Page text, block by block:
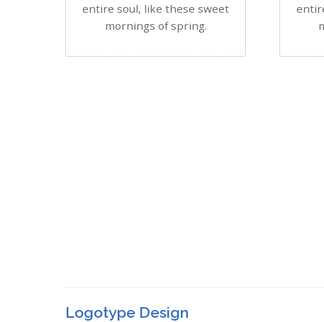
entire soul, like these sweet
mornings of spring.
Logotype Design